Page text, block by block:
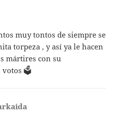
muy tontos de siempre se
torpeza , y así ya le hacen
mártires con su
votos 🗳